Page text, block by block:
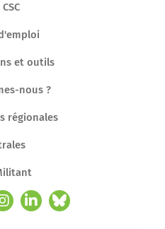
et outils
nous ?
régionales